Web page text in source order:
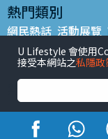
熱門類別
網民熱話 活動展覽
銅鑼灣好去處 元朗
餐廳情報 戶外郊遊
熱門標籤
#UGO搵好去處 #
#親子玩樂好去處
U Lifestyle 會使用
接受本網站之私隱